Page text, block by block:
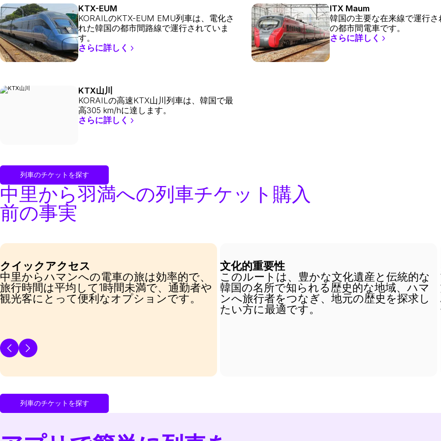
KTX-EUM
KORAILのKTX-EUM EMU列車は、電化さ
れた韓国の都市間路線で運行されていま
す。
さらに詳しく
ITX Maum
韓国の主要な在来線で運行さ
の都市間電車です。
さらに詳しく
KTX山川
KORAILの高速KTX山川列車は、韓国で最
高305 km/hに達します。
さらに詳しく
列車のチケットを探す
中里から羽満への列車チケット購入
前の事実
クイックアクセス
中里からハマンへの電車の旅は効率的で、
旅行時間は平均して1時間未満で、通勤者や
観光客にとって便利なオプションです。
文化的重要性
このルートは、豊かな文化遺産と伝統的な
韓国の名所で知られる歴史的な地域、ハマ
ンへ旅行者をつなぎ、地元の歴史を探求し
たい方に最適です。
列車のチケットを探す